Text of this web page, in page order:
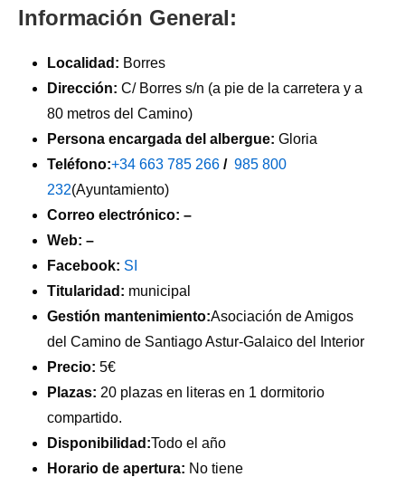
Información General:
Localidad: Borres
Dirección: C/ Borres s/n (a pie de la carretera y a
80 metros del Camino)
Persona encargada del albergue: Gloria
Teléfono:+34 663 785 266 / 985 800
232(Ayuntamiento)
Correo electrónico: –
Web: –
Facebook: SI
Titularidad: municipal
Gestión mantenimiento:Asociación de Amigos
del Camino de Santiago Astur-Galaico del Interior
Precio: 5€
Plazas: 20 plazas en literas en 1 dormitorio
compartido.
Disponibilidad:Todo el año
Horario de apertura: No tiene